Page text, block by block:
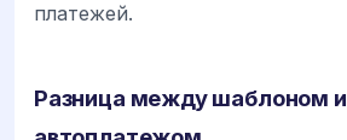
платежей.
Разница между шаблоном и